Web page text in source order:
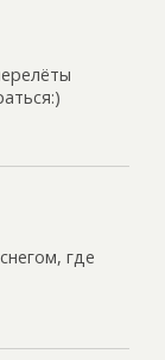
где